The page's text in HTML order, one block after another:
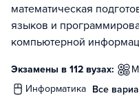
математическая
языков и
компьютерной
Экзамены в 112 вузах:
информатика Все